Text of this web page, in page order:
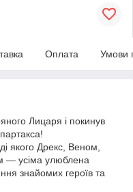
Оплата Умови
Лицаря і покинув
якого Дрекс, Веном,
— усіма улюблена
знайомих героїв та